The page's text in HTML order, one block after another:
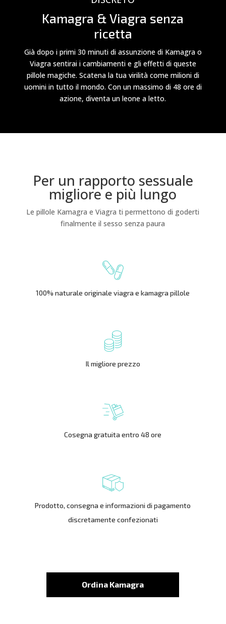
Kamagra & Viagra senza
ricetta
Già dopo i primi 30 minuti di assunzione di Kamagra o
Viagra sentirai i cambiamenti e gli effetti di queste
pillole magiche. Scatena la tua virilità come milioni di
uomini in tutto il mondo. Con un massimo di 48 ore di
azione, diventa un leone a letto.
Per un rapporto sessuale
migliore e più lungo
Le pillole Kamagra e Viagra ti permettono di goderti
finalmente il sesso senza paura
100% naturale originale viagra e kamagra pillole
Il migliore prezzo
Cosegna gratuita entro 48 ore
Prodotto, consegna e informazioni di pagamento
discretamente confezionati
Ordina Kamagra